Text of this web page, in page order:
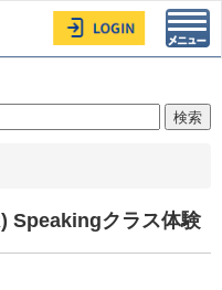
Speakingクラス体験